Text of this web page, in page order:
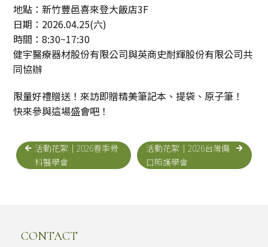
地點：新竹豐邑喜來登大飯店3F
日期：2026.04.25(六)
時間：8:30~17:30
健宇醫療器材股份有限公司與英商史耐輝股份有限公司共
同協辦
限量好禮贈送！來訪即贈精美筆記本、提袋、原子筆！
快來參與這場盛會吧！
活動花絮｜2026春季骨
科醫學會
活動花絮｜2026台灣傷
口照護學會
CONTACT